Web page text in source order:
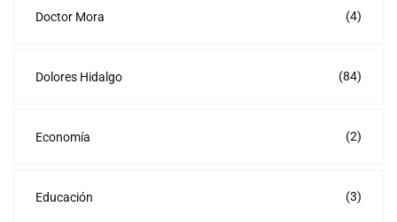
Doctor Mora (4)
Dolores Hidalgo (84)
Economía (2)
Educación (3)